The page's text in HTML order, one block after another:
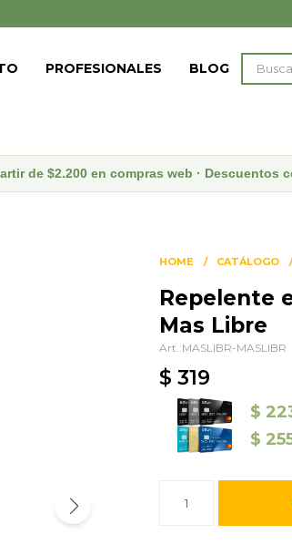
PROFESIONALES BLOG
de $2.200 en compras web · Descuentos
HOME CATÁLOGO
Repelente
Mas Libre
MASLIBR-MASLIBR
$ 319
$
$
1